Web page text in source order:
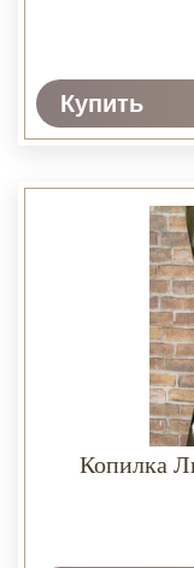
Купить
Копилка